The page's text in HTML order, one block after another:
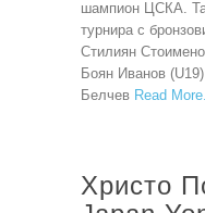
шампион ЦСКА.
турнира с
Стилиян
Боян Иванов
Белчев Read More
Христо